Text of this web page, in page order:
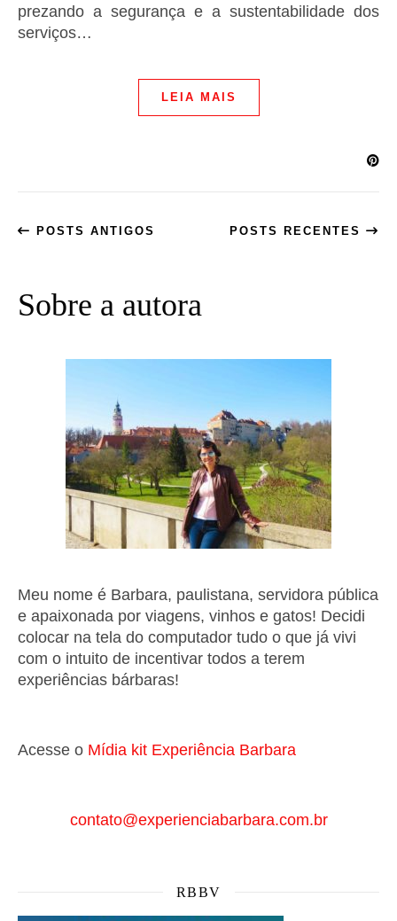
prezando a segurança e a sustentabilidade dos
serviços…
LEIA MAIS
POSTS ANTIGOS POSTS RECENTES
Sobre a autora
Meu nome é Barbara, paulistana, servidora pública
e apaixonada por viagens, vinhos e gatos! Decidi
colocar na tela do computador tudo o que já vivi
com o intuito de incentivar todos a terem
experiências bárbaras!
Acesse o Mídia kit Experiência Barbara
contato@experienciabarbara.com.br
RBBV